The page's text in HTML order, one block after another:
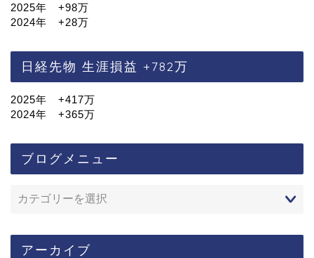
2025年 +98万
2024年 +28万
日経先物 生涯損益 +782万
2025年 +417万
2024年 +365万
ブログメニュー
アーカイブ